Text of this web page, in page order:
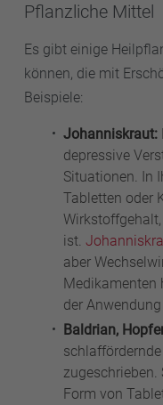
Pflanzliche Mittel
Es gibt einige
können, die mit
Beispiele:
Johanniskraut:
depressive
Situationen. In
Tabletten oder
ist.
aber
Medikamenten
der
Baldrian,
Form von